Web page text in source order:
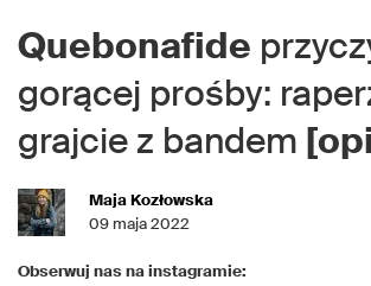
Quebonafide
gorącej prośby:
grajcie z bandem
Maja Kozłowska
09 maja 2022
Obserwuj nas na instagramie: